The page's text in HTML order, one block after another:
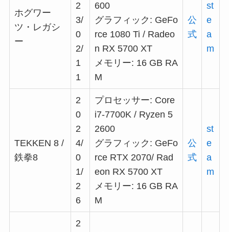
ホグワー
ツ・レガシ
ー
2
3/
0
2/
1
1
600
グラフィック: GeFo
rce 1080 Ti / Radeo
n RX 5700 XT
メモリー: 16 GB RA
M
公
式
st
e
a
m
TEKKEN 8 /
鉄拳8
2
0
2
4/
0
1/
2
6
プロセッサー: Core
i7-7700K / Ryzen 5
2600
グラフィック: GeFo
rce RTX 2070/ Rad
eon RX 5700 XT
メモリー: 16 GB RA
M
公
式
st
e
a
m
2